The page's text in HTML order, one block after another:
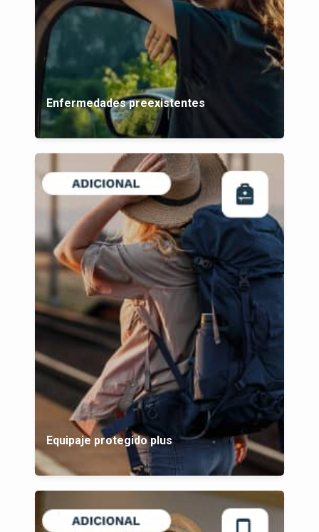
Enfermedades preexistentes
Equipaje protegido plus